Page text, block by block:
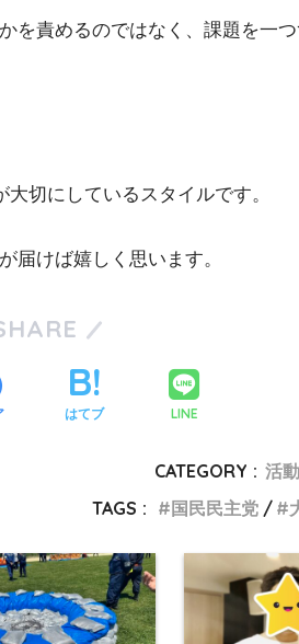
を責めるのではなく、課題を一
切にしているスタイルです。
届けば嬉しく思います。
はてブ LINE
CATEGORY : 活
TAGS :
国民民主党